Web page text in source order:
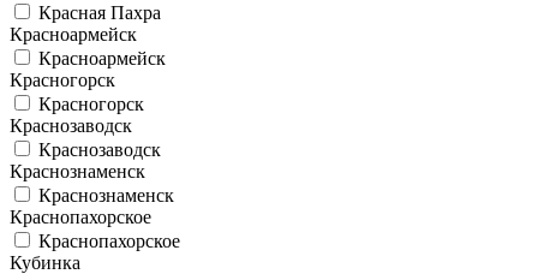
Красная Пахра
Красноармейск
Красноармейск
Красногорск
Красногорск
Краснозаводск
Краснозаводск
Краснознаменск
Краснознаменск
Краснопахорское
Краснопахорское
Кубинка